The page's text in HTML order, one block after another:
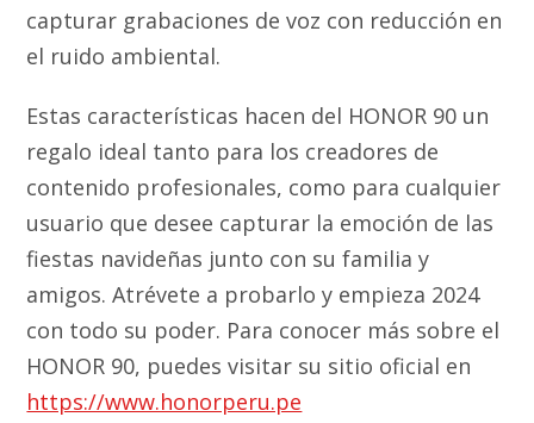
capturar grabaciones de voz con reducción en
el ruido ambiental.
Estas características hacen del HONOR 90 un
regalo ideal tanto para los creadores de
contenido profesionales, como para cualquier
usuario que desee capturar la emoción de las
fiestas navideñas junto con su familia y
amigos. Atrévete a probarlo y empieza 2024
con todo su poder. Para conocer más sobre el
HONOR 90, puedes visitar su sitio oficial en
https://www.honorperu.pe